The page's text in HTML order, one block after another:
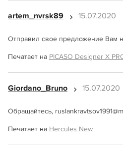
artem_nvrsk89 15.07.2020
Отправил свое предложение Вам
Печатает на PICASO Designer X
Giordano_Bruno 15.07.2020
Обращайтесь,
Печатает на Hercules New